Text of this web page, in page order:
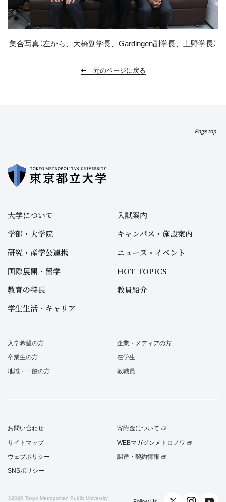
集合写真（左から、大橋副学長、Gardingen副学長、上野学長）
元のページに戻る
Page top
大学について
学部・大学院
研究・産学公連携
国際展開・留学
教育の特長
学生生活・キャリア
入試案内
キャンパス・施設案内
ニュース・イベント
HOT TOPICS
教員紹介
入学希望の方
卒業生の方
地域・一般の方
企業・メディアの方
在学生
教職員
お問い合わせ
サイトマップ
ウェブポリシー
SNSポリシー
寄附金について
WEBマガジンメトロノワ
調達・契約情報
©2026 Tokyo Metropolitan Public University